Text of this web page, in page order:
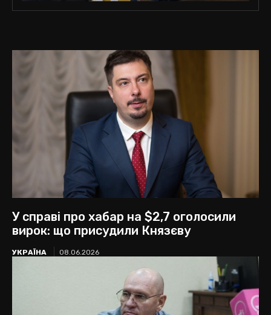
У справі про хабар на $2,7 оголосили
вирок: що присудили Князєву
УКРАЇНА 08.06.2026